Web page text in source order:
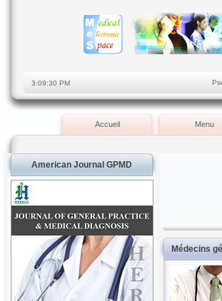
Accueil Menu
American Journal GPMD
Médecins